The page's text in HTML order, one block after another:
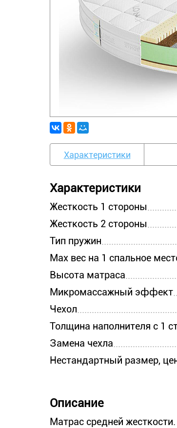
Характеристики
Характеристики
Жесткость 1 стороны
Жесткость 2 стороны
Тип пружин
Max вес на 1 спальное
Высота матраса
Микромассажный эффект
Чехол
Толщина наполнителя с 1
Замена чехла
Нестандартный размер,
Описание
Матрас средней жесткости.